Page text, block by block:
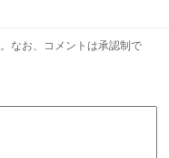
なお、コメントは承認制で